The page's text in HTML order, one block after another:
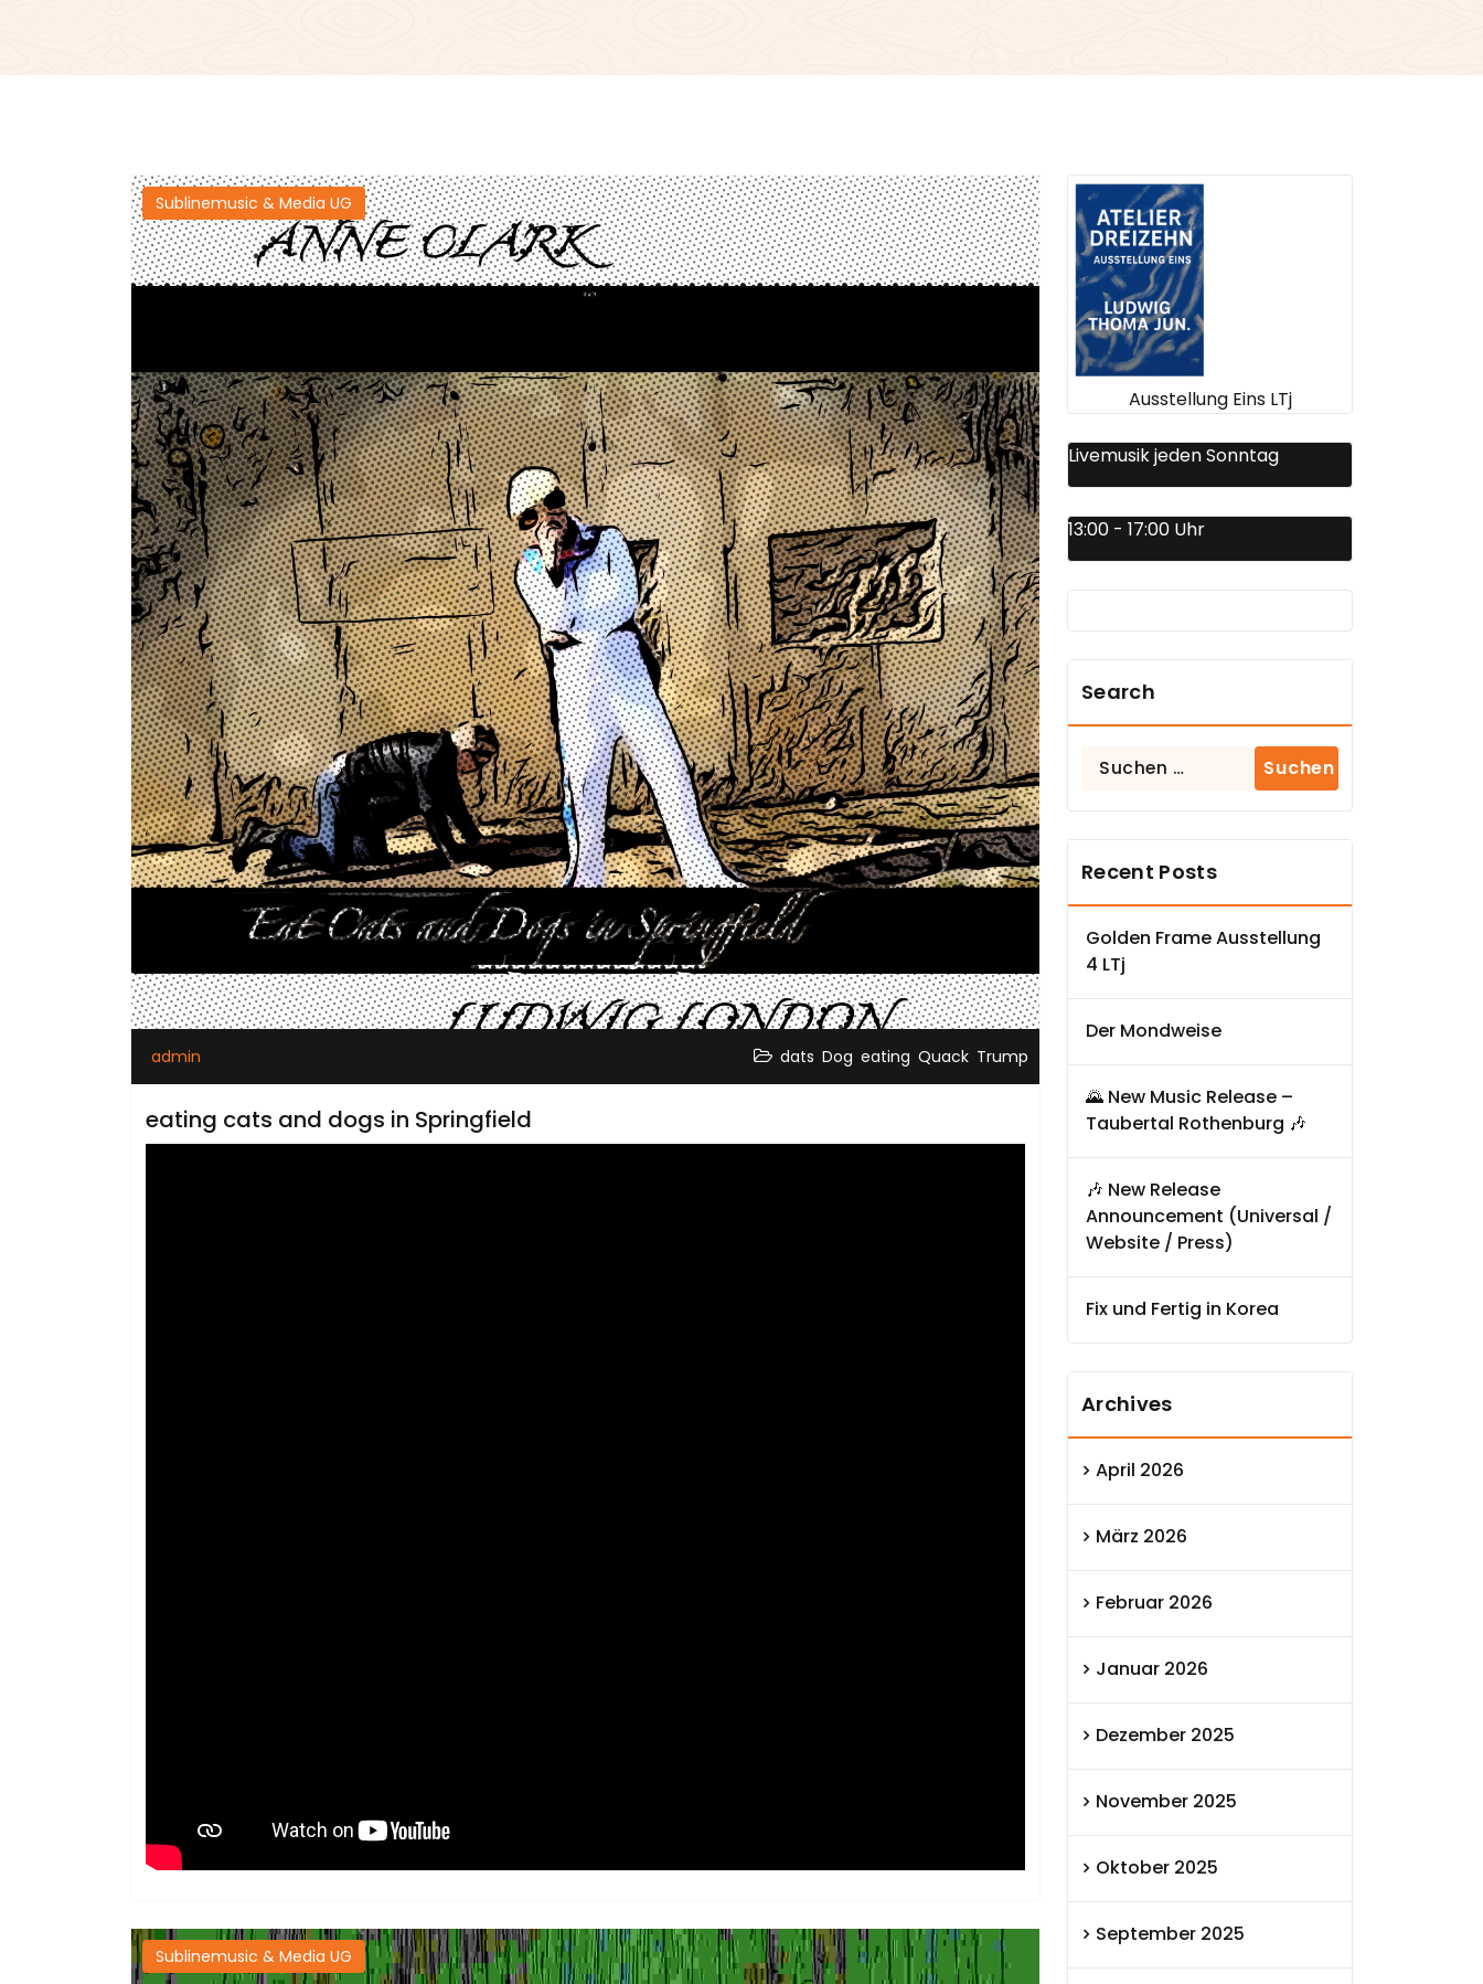
Sublinemusic & Media UG
admin dats Dog eating Quack Trump
eating cats and dogs in Springfield
Sublinemusic & Media UG
Ausstellung Eins LTj
Livemusik jeden Sonntag
13:00 - 17:00 Uhr
Search
Suchen
Recent Posts
Golden Frame Ausstellung
4 LTj
Der Mondweise
🌄 New Music Release –
Taubertal Rothenburg 🎶
🎶 New Release
Announcement (Universal /
Website / Press)
Fix und Fertig in Korea
Archives
April 2026
März 2026
Februar 2026
Januar 2026
Dezember 2025
November 2025
Oktober 2025
September 2025